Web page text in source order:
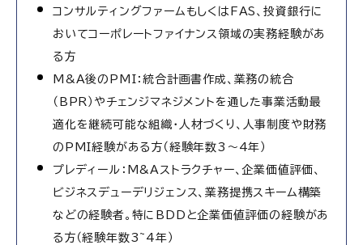
コンサルティングファームもしくはFAS、投資銀行に
おいてコーポレートファイナンス領域の実務経験があ
る方
M&A後のPMI：統合計画書作成、業務の統合
（BPR）やチェンジマネジメントを通した事業活動最
適化を継続可能な組織・人材づくり、人事制度や財務
のPMI経験がある方（経験年数3～4年）
プレディール：M&Aストラクチャー、企業価値評価、
ビジネスデューデリジェンス、業務提携スキーム構築
などの経験者。特にBDDと企業価値評価の経験があ
る方（経験年数3~4年）